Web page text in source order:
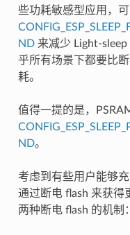
些功耗敏感型应用，
ND来减少 Light-sleep
乎所有场景下都要比
耗。
值得一提的是，
ND。
考虑到有些用户能够
通过断电 flash 来获得
两种断电 flash 的机制：